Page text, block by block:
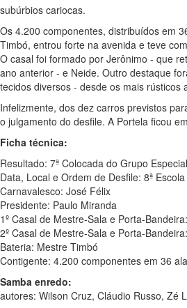
subúrbios cariocas.
Os 4.200 componentes, distribuídos em
Timbó, entrou forte na avenida e teve
O casal foi formado por Jerônimo - que
ano anterior - e Neide. Outro destaque
tecidos diversos - desde os mais
Infelizmente, dos dez carros previstos
o julgamento do desfile. A Portela ficou
Ficha técnica:
Resultado: 7ª Colocada do Grupo
Data, Local e Ordem de Desfile: 8ª
Carnavalesco: José Félix
Presidente: Paulo Miranda
1º Casal de Mestre-Sala e Porta-
2º Casal de Mestre-Sala e Porta-Bandeira:
Bateria: Mestre Timbó
Contigente: 4.200 componentes em 36
Samba enredo:
autores: Wilson Cruz, Cláudio Russo, Zé